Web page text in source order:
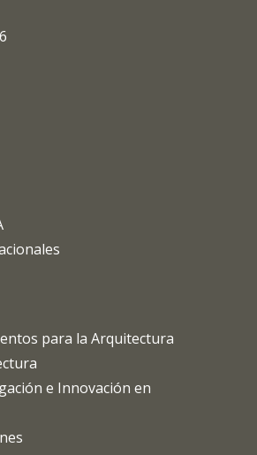
para la Arquitectura
e Innovación en